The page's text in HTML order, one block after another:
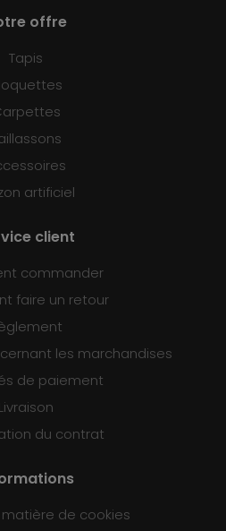
offre
Tapis
artificiel
client
commander
faire un retour
les marchandises
de paiement
Livraison
du contrat
de cookies